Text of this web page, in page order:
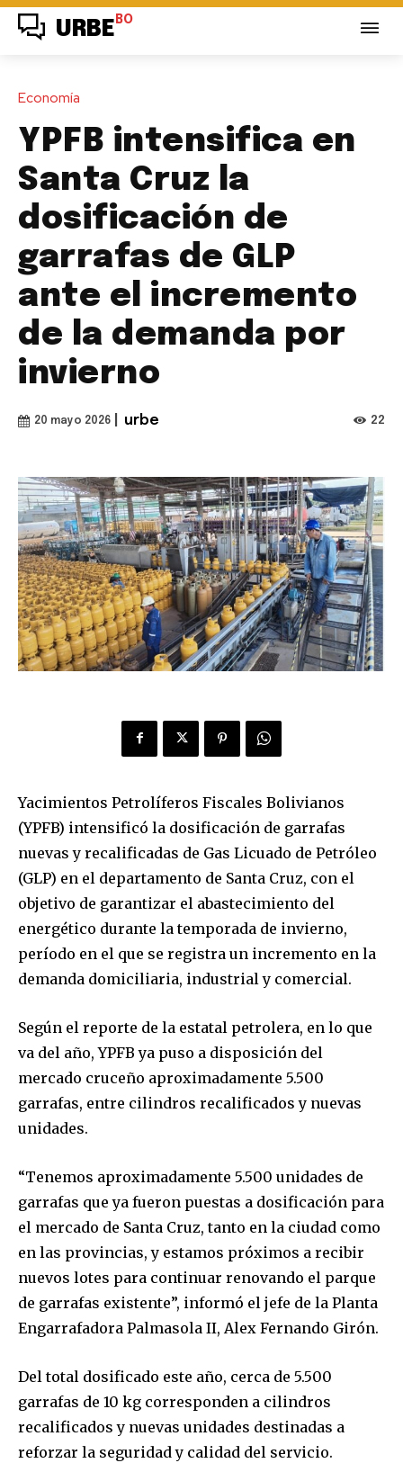
URBE BO
Economía
YPFB intensifica en
Santa Cruz la
dosificación de
garrafas de GLP
ante el incremento
de la demanda por
invierno
20 mayo 2026 urbe 22
Yacimientos Petrolíferos Fiscales Bolivianos
(YPFB) intensificó la dosificación de garrafas
nuevas y recalificadas de Gas Licuado de Petróleo
(GLP) en el departamento de Santa Cruz, con el
objetivo de garantizar el abastecimiento del
energético durante la temporada de invierno,
período en el que se registra un incremento en la
demanda domiciliaria, industrial y comercial.
Según el reporte de la estatal petrolera, en lo que
va del año, YPFB ya puso a disposición del
mercado cruceño aproximadamente 5.500
garrafas, entre cilindros recalificados y nuevas
unidades.
“Tenemos aproximadamente 5.500 unidades de
garrafas que ya fueron puestas a dosificación para
el mercado de Santa Cruz, tanto en la ciudad como
en las provincias, y estamos próximos a recibir
nuevos lotes para continuar renovando el parque
de garrafas existente”, informó el jefe de la Planta
Engarrafadora Palmasola II, Alex Fernando Girón.
Del total dosificado este año, cerca de 5.500
garrafas de 10 kg corresponden a cilindros
recalificados y nuevas unidades destinadas a
reforzar la seguridad y calidad del servicio.